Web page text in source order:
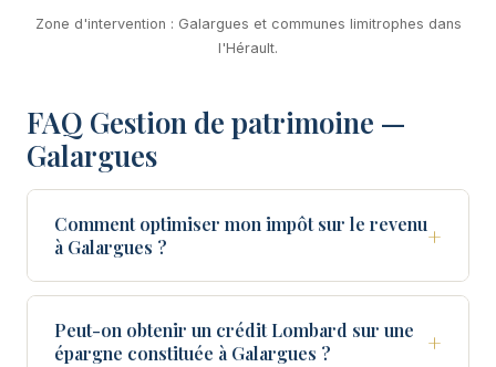
Zone d'intervention : Galargues et communes limitrophes dans
l'Hérault.
FAQ Gestion de patrimoine —
Galargues
Comment optimiser mon impôt sur le revenu
à Galargues ?
+
Peut-on obtenir un crédit Lombard sur une
épargne constituée à Galargues ?
+